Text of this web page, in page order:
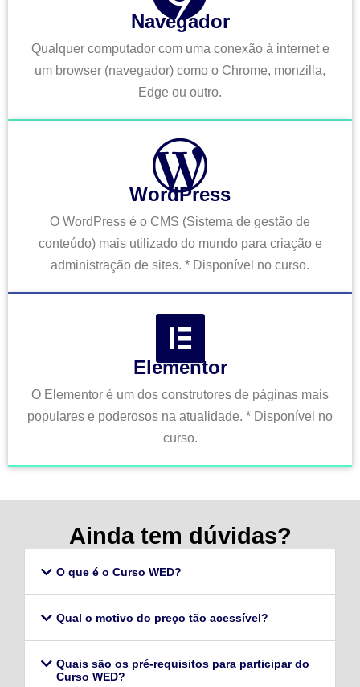
Navegador
Qualquer computador com uma conexão à internet e
um browser (navegador) como o Chrome, monzilla,
Edge ou outro.
WordPress
O WordPress é o CMS (Sistema de gestão de
conteúdo) mais utilizado do mundo para criação e
administração de sites. * Disponível no curso.
Elementor
O Elementor é um dos construtores de páginas mais
populares e poderosos na atualidade. * Disponível no
curso.
Ainda tem dúvidas?
O que é o Curso WED?
Qual o motivo do preço tão acessível?
Quais são os pré-requisitos para participar do
Curso WED?